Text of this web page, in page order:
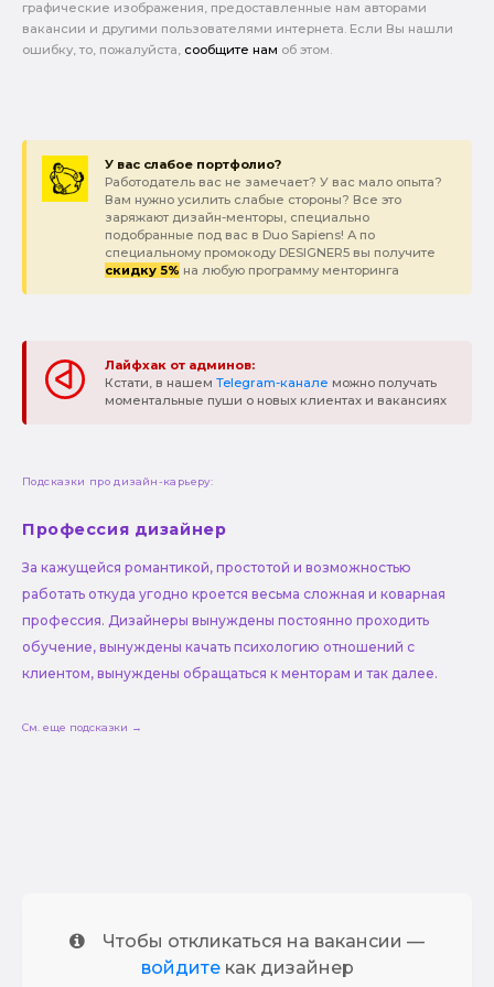
графические изображения, предоставленные нам авторами
вакансии и другими пользователями интернета. Если Вы нашли
ошибку, то, пожалуйста, сообщите нам об этом.
У вас слабое портфолио?
Работодатель вас не замечает? У вас мало опыта?
Вам нужно усилить слабые стороны? Все это
заряжают дизайн-менторы, специально
подобранные под вас в Duo Sapiens! А по
специальному промокоду DESIGNER5 вы получите
скидку 5% на любую программу менторинга
Лайфхак от админов:
Кстати, в нашем Telegram-канале можно получать
моментальные пуши о новых клиентах и вакансиях
Подсказки про дизайн-карьеру:
Профессия дизайнер
За кажущейся романтикой, простотой и возможностью
работать откуда угодно кроется весьма сложная и коварная
профессия. Дизайнеры вынуждены постоянно проходить
обучение, вынуждены качать психологию отношений с
клиентом, вынуждены обращаться к менторам и так далее.
См. еще подсказки →
Чтобы откликаться на вакансии —
войдитекак дизайнер